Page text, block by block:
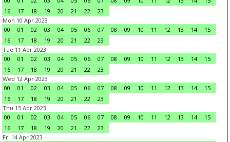
16
17 18 19 20 21 22
23
Mon 10 Apr 2023
00
01 02 03 04 05 06 07 08 09 10 11 12 13 14
15
16
17 18 19 20 21 22
23
Tue 11 Apr 2023
00
01 02 03 04 05 06 07 08 09 10 11 12 13 14
15
16
17 18 19 20 21 22
23
Wed 12 Apr 2023
00
01 02 03 04 05 06 07 08 09 10 11 12 13 14
15
16
17 18 19 20 21 22
23
Thu 13 Apr 2023
00
01 02 03 04 05 06 07 08 09 10 11 12 13 14
15
16
17 18 19 20 21 22
23
Fri 14 Apr 2023